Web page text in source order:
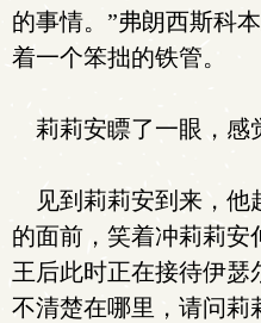
的事情。”弗朗西斯科
着一个笨拙的铁管。
莉莉安瞟了一眼，感
见到莉莉安到来，他
的面前，笑着冲莉莉安
王后此时正在接待伊瑟
不清楚在哪里，请问莉